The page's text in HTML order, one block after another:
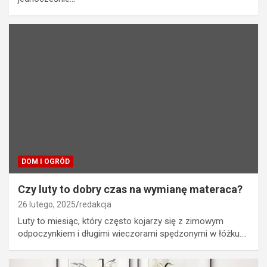
DOM I OGRÓD
Czy luty to dobry czas na wymianę materaca?
26 lutego, 2025 redakcja
Luty to miesiąc, który często kojarzy się z zimowym
odpoczynkiem i długimi wieczorami spędzonymi w łóżku.…